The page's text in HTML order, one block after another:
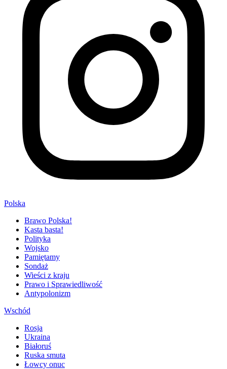
Polska
Brawo Polska!
Kasta basta!
Polityka
Wojsko
Pamiętamy
Sondaż
Wieści z kraju
Prawo i Sprawiedliwość
Antypolonizm
Wschód
Rosja
Ukraina
Białoruś
Ruska smuta
Łowcy onuc